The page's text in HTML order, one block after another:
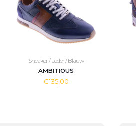
Sneaker / Leder / Blauw
AMBITIOUS
€135,00